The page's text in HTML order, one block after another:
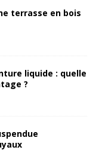
terrasse en bois
liquide : quelle
?